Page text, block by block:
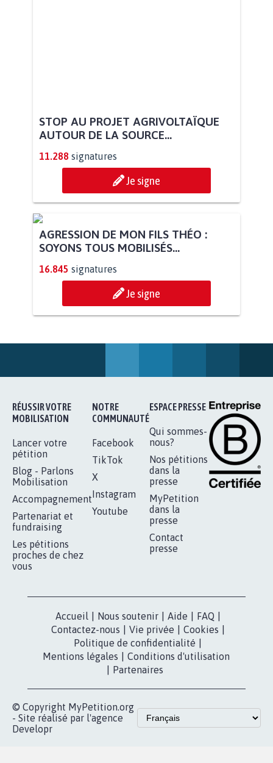
STOP AU PROJET AGRIVOLTAÏQUE
AUTOUR DE LA SOURCE...
11.288 signatures
Je signe
AGRESSION DE MON FILS THÉO :
Je signe
RÉUSSIR VOTRE
MOBILISATION
Lancer votre
pétition
Mobilisation
Accompagnement
Partenariat et
Les pétitions
Youtube
ESPACE PRESSE
Qui sommes-
nous?
presse
MyPetition
dans la
presse
Contact
presse
Nous soutenir | Aide | FAQ |